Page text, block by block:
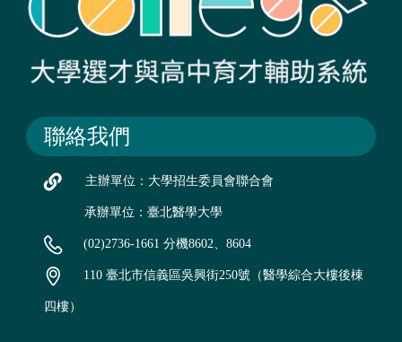
聯絡我們
主辦單位：大學招生委員會聯合會
承辦單位：臺北醫學大學
(02)2736-1661 分機8602、8604
110 臺北市信義區吳興街250號（醫學綜合大樓後棟
四樓）